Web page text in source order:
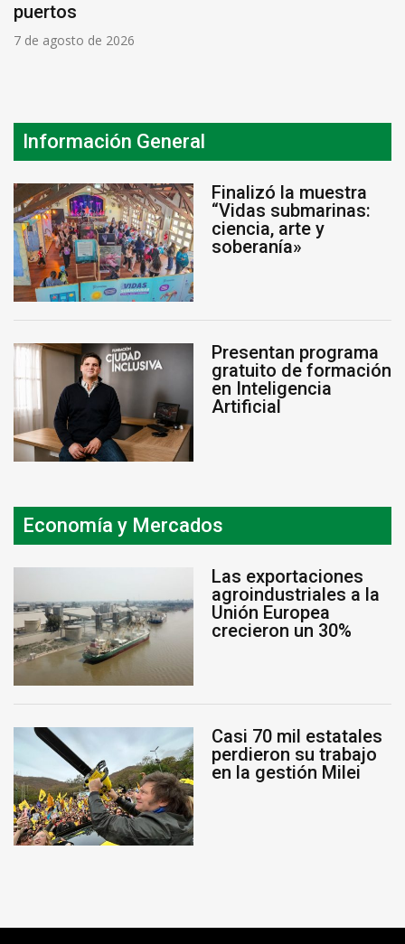
puertos
7 de agosto de 2026
Información General
Finalizó la muestra
“Vidas submarinas:
ciencia, arte y
soberanía»
Presentan programa
gratuito de formación
en Inteligencia
Artificial
Economía y Mercados
Las exportaciones
agroindustriales a la
Unión Europea
crecieron un 30%
Casi 70 mil estatales
perdieron su trabajo
en la gestión Milei